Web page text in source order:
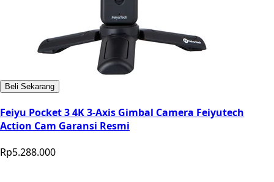
Beli Sekarang
Feiyu Pocket 3 4K 3-Axis Gimbal Camera Feiyutech
Action Cam Garansi Resmi
Rp5.288.000